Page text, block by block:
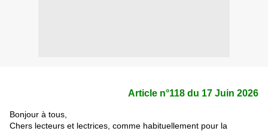
Article n°118 du 17 Juin 2026
Bonjour à tous,
Chers lecteurs et lectrices, comme habituellement pour la